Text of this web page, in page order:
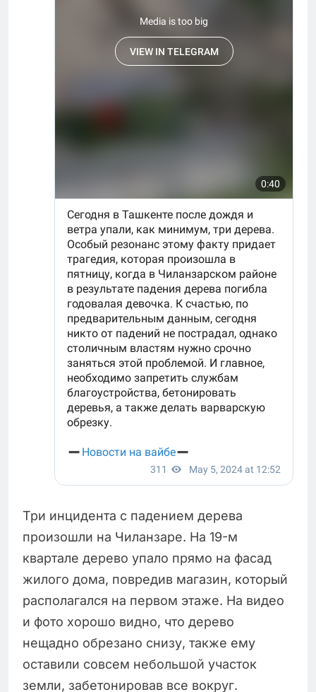
Три инцидента с падением дерева
произошли на Чиланзаре. На 19-м
квартале дерево упало прямо на фасад
жилого дома, повредив магазин, который
располагался на первом этаже. На видео
и фото хорошо видно, что дерево
нещадно обрезано снизу, также ему
оставили совсем небольшой участок
земли, забетонировав все вокруг.